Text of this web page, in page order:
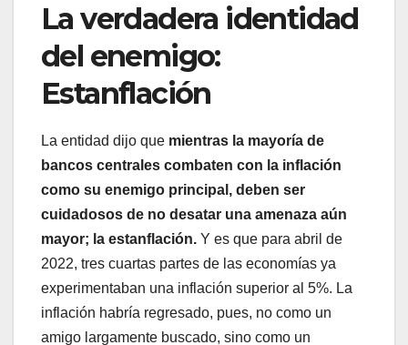
La verdadera identidad
del enemigo:
Estanflación
La entidad dijo que mientras la mayoría de
bancos centrales combaten con la inflación
como su enemigo principal, deben ser
cuidadosos de no desatar una amenaza aún
mayor; la estanflación. Y es que para abril de
2022, tres cuartas partes de las economías ya
experimentaban una inflación superior al 5%. La
inflación habría regresado, pues, no como un
amigo largamente buscado, sino como un